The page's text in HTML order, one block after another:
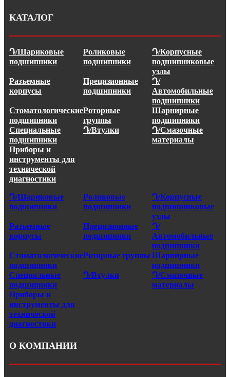
КАТАЛОГ
Դ/Шариковые
подшипники
Роликовые
подшипники
Դ/Корпусные
подшипниковые
узлы
Разъемные
корпусы
Прецизионные
подшипники
Դ/
Автомобильные
подшипники
Стоматологические
подшипники
Роторные
группы
Шарнирные
подшипники
Специальные
подшипники
Դ/Втулки
Դ/Смазочные
материалы
Приборы и
инструменты для
технической
диагностики
Դ/Шариковые
подшипники
Роликовые
подшипники
Դ/Корпусные
подшипниковые
узлы
Разъемные
корпусы
Прецизионные
подшипники
Դ/
Автомобильные
подшипники
Стоматологические
подшипники
Роторные группы Шарнирные
подшипники
Специальные
подшипники
Դ/Втулки
Դ/Смазочные
материалы
Приборы и
инструменты для
технической
диагностики
О КОМПАНИИ